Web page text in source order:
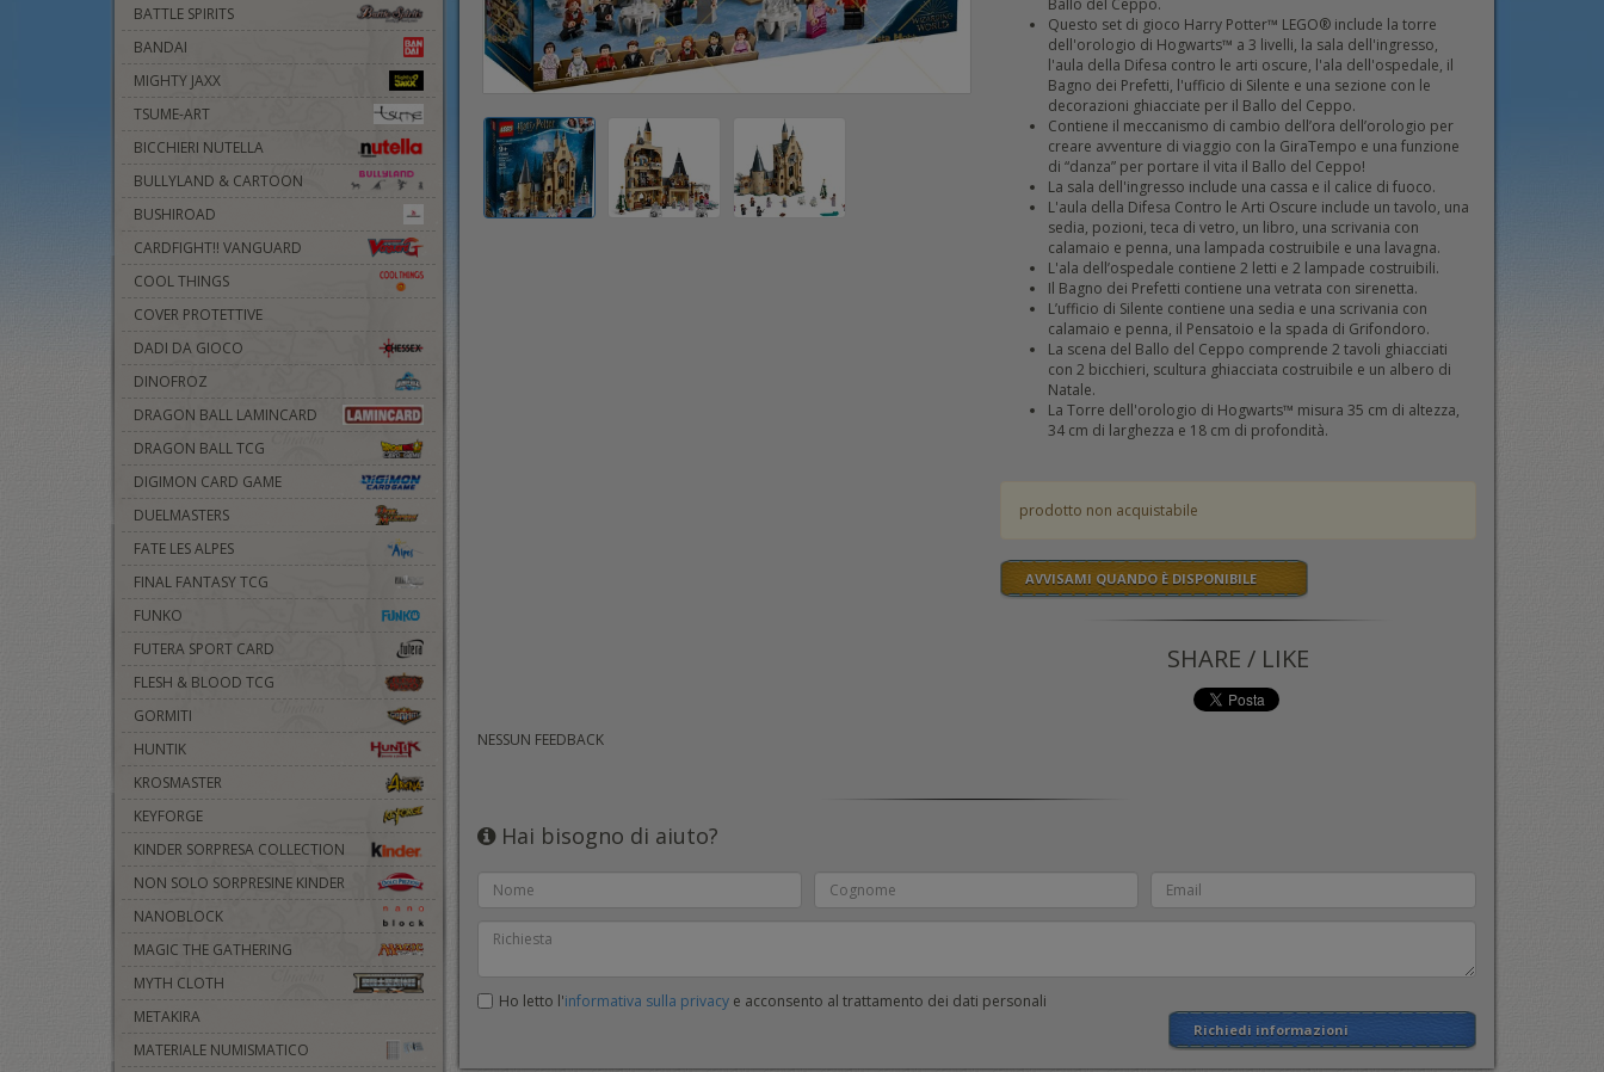
BATTLE SPIRITS
BANDAI
MIGHTY JAXX
TSUME-ART
BICCHIERI NUTELLA
BULLYLAND & CARTOON
BUSHIROAD
CARDFIGHT!! VANGUARD
COOL THINGS
COVER PROTETTIVE
DADI DA GIOCO
DINOFROZ
DRAGON BALL LAMINCARD
DRAGON BALL TCG
DIGIMON CARD GAME
DUELMASTERS
FATE LES ALPES
FINAL FANTASY TCG
FUNKO
FUTERA SPORT CARD
FLESH & BLOOD TCG
GORMITI
HUNTIK
KROSMASTER
KEYFORGE
KINDER SORPRESA COLLECTION
NON SOLO SORPRESINE KINDER
NANOBLOCK
MAGIC THE GATHERING
MYTH CLOTH
METAKIRA
MATERIALE NUMISMATICO
Ballo del Ceppo.
Questo set di gioco Harry Potter™ LEGO® include la torre
dell'orologio di Hogwarts™ a 3 livelli, la sala dell'ingresso,
l'aula della Difesa contro le arti oscure, l'ala dell'ospedale, il
Bagno dei Prefetti, l'ufficio di Silente e una sezione con le
decorazioni ghiacciate per il Ballo del Ceppo.
Contiene il meccanismo di cambio dell’ora dell’orologio per
creare avventure di viaggio con la GiraTempo e una funzione
di “danza” per portare il vita il Ballo del Ceppo!
La sala dell'ingresso include una cassa e il calice di fuoco.
L'aula della Difesa Contro le Arti Oscure include un tavolo, una
sedia, pozioni, teca di vetro, un libro, una scrivania con
calamaio e penna, una lampada costruibile e una lavagna.
L'ala dell’ospedale contiene 2 letti e 2 lampade costruibili.
Il Bagno dei Prefetti contiene una vetrata con sirenetta.
L’ufficio di Silente contiene una sedia e una scrivania con
calamaio e penna, il Pensatoio e la spada di Grifondoro.
La scena del Ballo del Ceppo comprende 2 tavoli ghiacciati
con 2 bicchieri, scultura ghiacciata costruibile e un albero di
Natale.
La Torre dell'orologio di Hogwarts™ misura 35 cm di altezza,
34 cm di larghezza e 18 cm di profondità.
prodotto non acquistabile
AVVISAMI QUANDO È DISPONIBILE
SHARE / LIKE
NESSUN FEEDBACK
Hai bisogno di aiuto?
Ho letto l'informativa sulla privacye acconsento al trattamento dei dati personali
Richiedi informazioni